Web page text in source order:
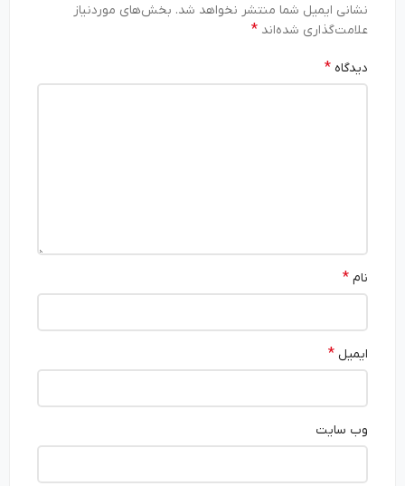
نشانی ایمیل شما منتشر نخواهد شد. بخش‌های موردنیاز
علامت‌گذاری شده‌اند*
دیدگاه*
ایمیل*
وب‌ سایت